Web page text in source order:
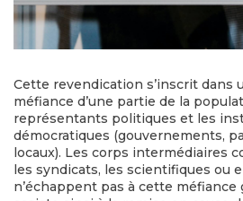
Cette revendication s’inscrit dans
méfiance d’une partie de la
représentants politiques et les
démocratiques (gouvernements,
locaux). Les corps intermédiaires
les syndicats, les scientifiques ou
n’échappent pas à cette méfiance